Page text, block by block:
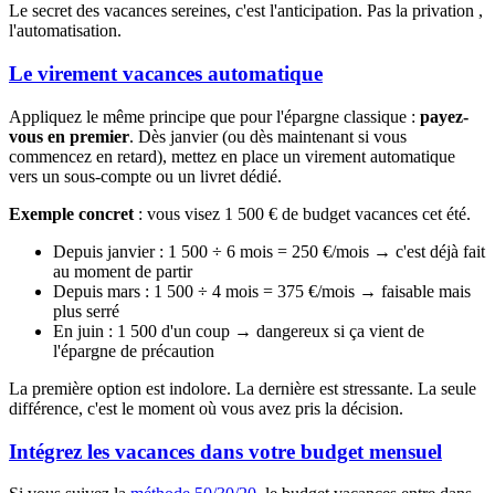
Le secret des vacances sereines, c'est l'anticipation. Pas la privation ,
l'automatisation.
Le virement vacances automatique
Appliquez le même principe que pour l'épargne classique : payez-
vous en premier. Dès janvier (ou dès maintenant si vous
commencez en retard), mettez en place un virement automatique
vers un sous-compte ou un livret dédié.
Exemple concret : vous visez 1 500 € de budget vacances cet été.
Depuis janvier : 1 500 ÷ 6 mois = 250 €/mois → c'est déjà fait
au moment de partir
Depuis mars : 1 500 ÷ 4 mois = 375 €/mois → faisable mais
plus serré
En juin : 1 500 d'un coup → dangereux si ça vient de
l'épargne de précaution
La première option est indolore. La dernière est stressante. La seule
différence, c'est le moment où vous avez pris la décision.
Intégrez les vacances dans votre budget mensuel